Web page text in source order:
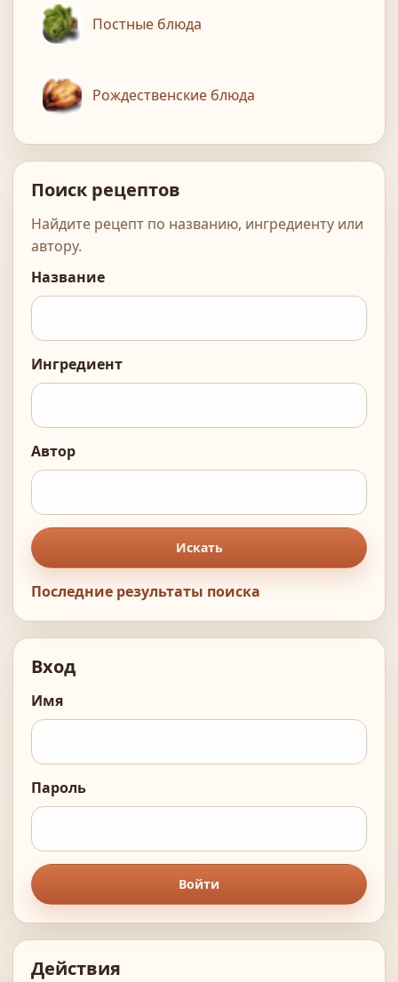
Постные блюда
Рождественские блюда
Поиск рецептов
Найдите рецепт по названию, ингредиенту или
автору.
Название
Ингредиент
Автор
Искать
Последние результаты поиска
Вход
Имя
Пароль
Войти
Действия